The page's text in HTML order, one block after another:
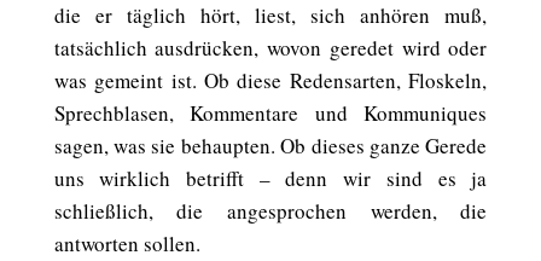
die er täglich hört, liest, sich anhören muß,
tatsächlich ausdrücken, wovon geredet wird oder
was gemeint ist. Ob diese Redensarten, Floskeln,
Sprechblasen, Kommentare und Kommuniques
sagen, was sie behaupten. Ob dieses ganze Gerede
uns wirklich betrifft – denn wir sind es ja
schließlich, die angesprochen werden, die
antworten sollen.